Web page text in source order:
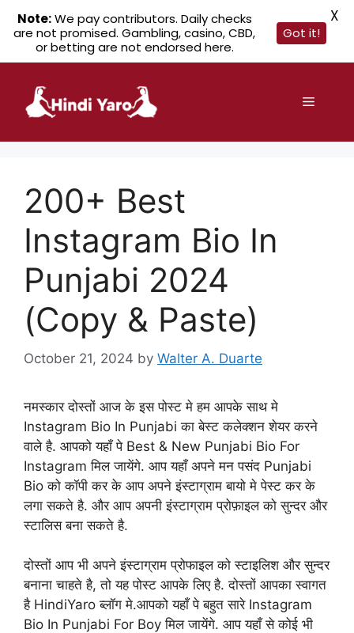
content
Menu
200+ Best
Instagram Bio In
Punjabi 2024
(Copy & Paste)
October 21, 2024 by Walter A. Duarte
नमस्कार दोस्तों आज के इस पोस्ट मे हम आपके साथ मे
Instagram Bio In Punjabi का बेस्ट कलेक्शन शेयर करने
वाले है. आपको यहाँ पे Best & New Punjabi Bio For
Instagram मिल जायेंगे. आप यहाँ अपने मन पसंद Punjabi
Bio को कॉपी कर के आप अपने इंस्टाग्राम बायो मे पेस्ट कर के
लगा सकते है. और आप अपनी इंस्टाग्राम प्रोफ़ाइल को सुन्दर और
स्टालिस बना सकते है.
दोस्तों आप भी अपने इंस्टाग्राम प्रोफाइल को स्टाइलिश और सुन्दर
बनाना चाहते है, तो यह पोस्ट आपके लिए है. दोस्तों आपका स्वागत
है HindiYaro ब्लॉग मे.आपको यहाँ पे बहुत सारे Instagram
Bio In Punjabi For Boy मिल जायेंगे. आप यहाँ से कोई भी
Note:We pay contributors. Daily checks
are not promised. Gambling, casino, CBD,
or betting are not endorsed here.
Got it!
X